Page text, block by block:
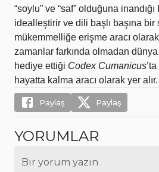
“soylu” ve “saf” olduğuna
idealleştirir ve dili başlı başına bir
mükemmelliğe erişme aracı
zamanlar farkında olmadan
hediye ettiği Codex Cumanicus
hayatta kalma aracı olarak yer alır.
Paylaş Paylaş
YORUMLAR
Bir yorum yazın